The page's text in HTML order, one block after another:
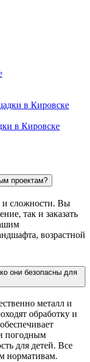
в Кировске
проектам?
и сложности. Вы
так и заказать
возрастной
они безопасны для
металл и
обработку и
погодным
для детей. Все
нормативам.